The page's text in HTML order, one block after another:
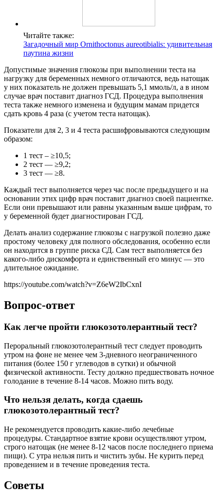
Читайте также:
Загадочный мир Ornithoctonus aureotibialis: удивительная
паутина жизни
Допустимые значения глюкозы при выполнении теста на
нагрузку для беременных немного отличаются, ведь натощак
у них показатель не должен превышать 5,1 ммоль/л, а в ином
случае врач поставит диагноз ГСД. Процедура выполнения
теста также немного изменена и будущим мамам придется
сдать кровь 4 раза (с учетом теста натощак).
Показатели для 2, 3 и 4 теста расшифровываются следующим
образом:
1 тест – ≥10,5;
2 тест — ≥9,2;
3 тест — ≥8.
Каждый тест выполняется через час после предыдущего и на
основании этих цифр врач поставит диагноз своей пациентке.
Если они превышают или равны указанным выше цифрам, то
у беременной будет диагностирован ГСД.
Делать анализ содержание глюкозы с нагрузкой полезно даже
простому человеку для полного обследования, особенно если
он находится в группе риска СД. Сам тест выполняется без
какого-либо дискомфорта и единственный его минус — это
длительное ожидание.
https://youtube.com/watch?v=Z6eW2IbCxnI
Вопрос-ответ
Как легче пройти глюкозотолерантный тест?
Пероральный глюкозотолерантный тест следует проводить
утром на фоне не менее чем 3-дневного неограниченного
питания (более 150 г углеводов в сутки) и обычной
физической активности. Тесту должно предшествовать ночное
голодание в течение 8-14 часов. Можно пить воду.
Что нельзя делать, когда сдаешь
глюкозотолерантный тест?
Не рекомендуется проводить какие-либо лечебные
процедуры. Стандартное взятие крови осуществляют утром,
строго натощак (не менее 8-12 часов после последнего приема
пищи). С утра нельзя пить и чистить зубы. Не курить перед
проведением и в течение проведения теста.
Советы